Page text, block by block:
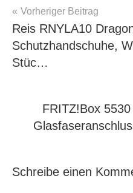
Beitragsnavigation
Vorheriger Beitrag
Reis RNYLA10
Schutzhandschuhe,
Stüc…
FRITZ!Box
Schreibe einen